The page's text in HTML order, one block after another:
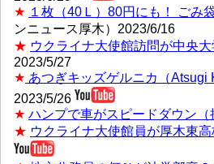
★ １枚（40Ｌ）80円にも！ ごみ
ンニュース厚木） 2023/6/16
★ ウクライナ大使館訪問が中央
2023/5/27
★ あつぎキッズゲルニカ（Atsugi
2023/5/26
★ ハンプで車がスピードダウン（
★ ウクライナ大使館員が厚木東